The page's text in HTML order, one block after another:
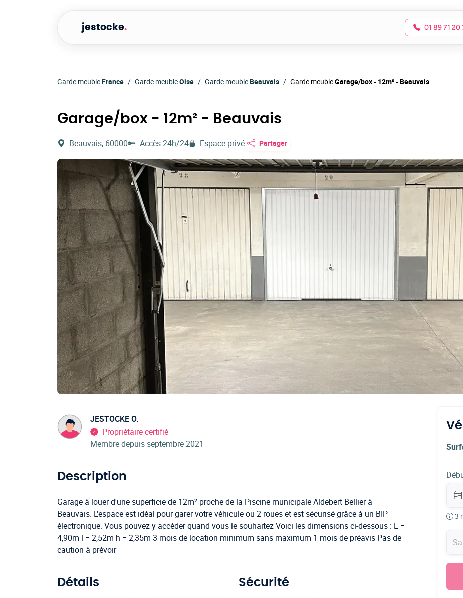
jestocke. 01 89 71 20
Garde meubleFrance Garde meubleOise Garde meubleBeauvais Garde meubleGarage/box - 12m² - Beauvais
Garage/box - 12m² - Beauvais
Beauvais, 60000 Accès 24h/24 Espace privé Partager
JESTOCKE O.
Propriétaire certifié
Membre depuis septembre 2021
Description
Garage à louer d'une superficie de 12m² proche de la Piscine municipale Aldebert Bellier à
Beauvais. L'espace est idéal pour garer votre véhicule ou 2 roues et est sécurisé grâce à un BIP
électronique. Vous pouvez y accéder quand vous le souhaitez Voici les dimensions ci-dessous : L =
4,90m l = 2,52m h = 2,35m 3 mois de location minimum sans maximum 1 mois de préavis Pas de
caution à prévoir
Détails Sécurité
3